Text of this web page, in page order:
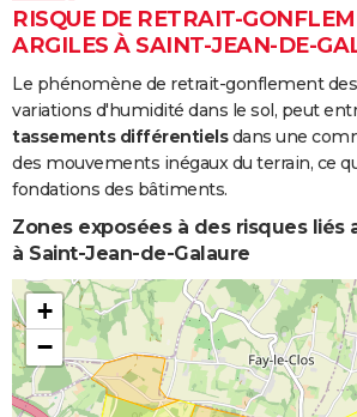
RISQUE DE RETRAIT-
ARGILES À SAINT-JEAN-DE-
Le phénomène de retrait-gonflement des
variations d'humidité dans le sol, peut
tassements différentielsdans une
des mouvements inégaux du terrain, ce
fondations des bâtiments.
Zones exposées à des risques liés
à Saint-Jean-de-Galaure
+
−